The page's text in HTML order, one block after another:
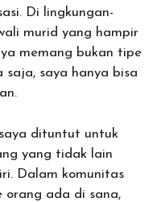
Di lingkungan-
murid yang hampir
memang bukan tipe
saja, saya hanya bisa
dituntut untuk
yang tidak lain
Dalam komunitas
orang ada di sana,